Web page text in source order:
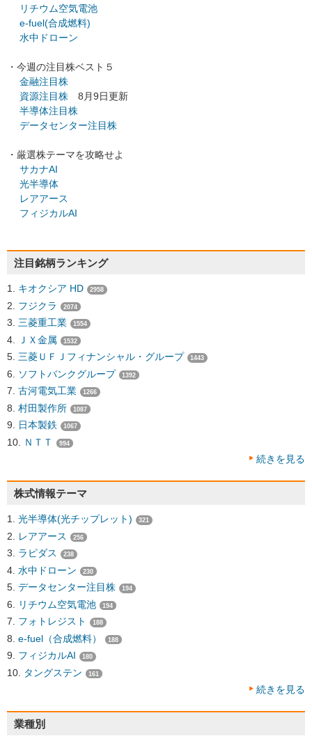
リチウム空気電池
e-fuel(合成燃料)
水中ドローン
・今週の注目株ベスト５
金融注目株
資源注目株 8月9日更新
半導体注目株
データセンター注目株
・厳選株テーマを攻略せよ
サカナAI
光半導体
レアアース
フィジカルAI
注目銘柄ランキング
キオクシア HD 2958
フジクラ 2074
三菱重工業 1554
ＪＸ金属 1532
三菱ＵＦＪフィナンシャル・グループ 1443
ソフトバンクグループ 1392
古河電気工業 1266
村田製作所 1087
日本製鉄 1067
ＮＴＴ 994
続きを見る
株式情報テーマ
光半導体(光チップレット) 321
レアアース 256
ラピダス 238
水中ドローン 230
データセンター注目株 194
リチウム空気電池 194
フォトレジスト 188
e-fuel（合成燃料） 188
フィジカルAI 180
タングステン 161
続きを見る
業種別